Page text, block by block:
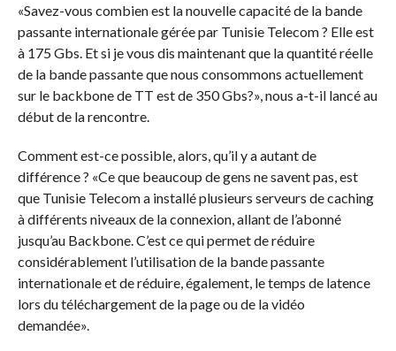
«Savez-vous combien est la nouvelle capacité de la bande
passante internationale gérée par Tunisie Telecom ? Elle est
à 175 Gbs. Et si je vous dis maintenant que la quantité réelle
de la bande passante que nous consommons actuellement
sur le backbone de TT est de 350 Gbs?», nous a-t-il lancé au
début de la rencontre.
Comment est-ce possible, alors, qu’il y a autant de
différence ? «Ce que beaucoup de gens ne savent pas, est
que Tunisie Telecom a installé plusieurs serveurs de caching
à différents niveaux de la connexion, allant de l’abonné
jusqu’au Backbone. C’est ce qui permet de réduire
considérablement l’utilisation de la bande passante
internationale et de réduire, également, le temps de latence
lors du téléchargement de la page ou de la vidéo
demandée».